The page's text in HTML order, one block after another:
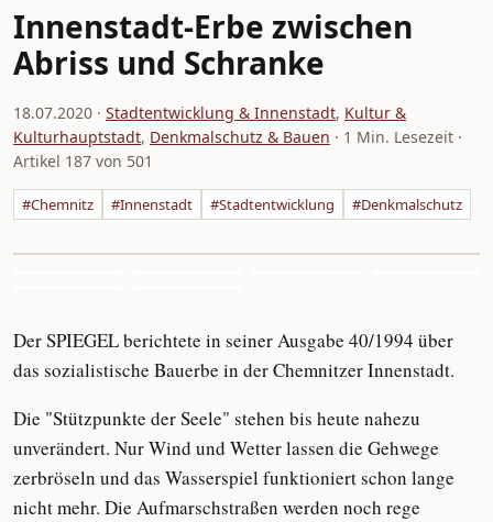
Innenstadt-Erbe zwischen
Abriss und Schranke
18.07.2020 · Stadtentwicklung & Innenstadt, Kultur &
Kulturhauptstadt, Denkmalschutz & Bauen · 1 Min. Lesezeit ·
Artikel 187 von 501
#Chemnitz #Innenstadt #Stadtentwicklung #Denkmalschutz
Der SPIEGEL berichtete in seiner Ausgabe 40/1994 über
das sozialistische Bauerbe in der Chemnitzer Innenstadt.
Die "Stützpunkte der Seele" stehen bis heute nahezu
unverändert. Nur Wind und Wetter lassen die Gehwege
zerbröseln und das Wasserspiel funktioniert schon lange
nicht mehr. Die Aufmarschstraßen werden noch rege